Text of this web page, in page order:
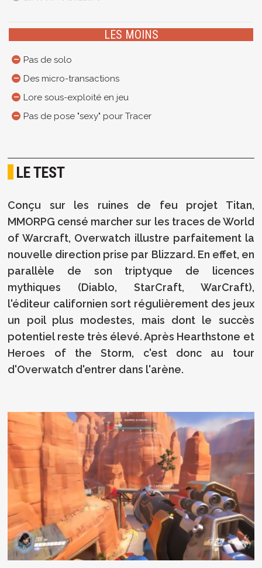
LES MOINS
Pas de solo
Des micro-transactions
Lore sous-exploité en jeu
Pas de pose "sexy" pour Tracer
LE TEST
Conçu sur les ruines de feu projet Titan,
MMORPG censé marcher sur les traces de World
of Warcraft, Overwatch illustre parfaitement la
nouvelle direction prise par Blizzard. En effet, en
parallèle de son triptyque de licences
mythiques (Diablo, StarCraft, WarCraft),
l'éditeur californien sort régulièrement des jeux
un poil plus modestes, mais dont le succès
potentiel reste très élevé. Après Hearthstone et
Heroes of the Storm, c'est donc au tour
d'Overwatch d'entrer dans l'arène.